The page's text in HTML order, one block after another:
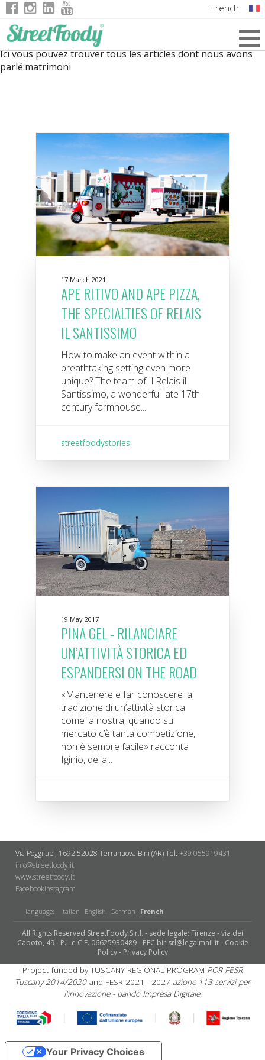
French
English
Ici vous pouvez trouver tous les articles dont nous avons
parlé:matrimoni
17 March 2021
APE RITIVO AND APE PIZZA,
THE SPECIALTIES OF RELAIS
IL SANTISSIMO
How to make an event within a
breathtaking setting even more
unique? The team of Il Relais il
Santissimo, a wonderful late 17th
century farmhouse...
streetfoodystories
19 May 2017
PINA GEL - RILANCIARE
UN’ATTIVITÀ STORICA ED
ESPANDERSI ON THE ROAD
«Mantenere e far conoscere la
tradizione di un’attività storica
come la nostra, quando sul
mercato c’è tanta competizione,
non è sempre facile» racconta
Iginio, della...
Via Poggilupi, 1692 52028 Terranuova B.ni (AR)Tel. +39 055919431
info@streetfoody.it
www.streetfoody.it
Facebook​Instagram
language: Italian English German French
All Rights Reserved StreetFoody S.r.l. - sede legale: Firenze - via dei
Caboto, 49 - P.I. e C.F. 06625930489 - PEC bir.srl@legalmail.it - Cookie
Policy- Privacy Policy
Project funded by TUSCANY REGIONAL PROGRAM POR FESR
Tuscany 2014/2020and FESR 2021 - 2027 azione 113 servizi per
l'innovazione - bando Impresa Digitale.
Your Privacy Choices